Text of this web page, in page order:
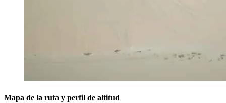
Mapa de la ruta y perfil de altitud